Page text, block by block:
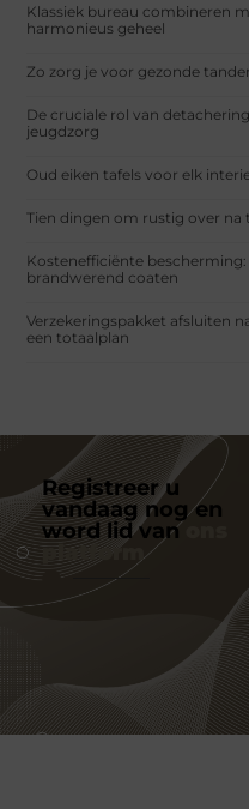
Klassiek bureau combineren
harmonieus geheel
Zo zorg je voor gezonde
De cruciale rol van
jeugdzorg
Oud eiken tafels voor elk
Tien dingen om rustig over
Kostenefficiënte
brandwerend coaten
Verzekeringspakket afsluiten
een totaalplan
Registreer u
vandaag nog en
word lid van
platform